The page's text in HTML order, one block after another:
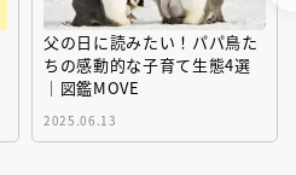
父の日に読みたい！パパ鳥た
ちの感動的な子育て生態4選
｜図鑑MOVE
2025.06.13